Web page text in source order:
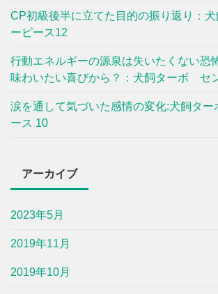
CP初級後半に立てた目的の振り返り：
ーピース12
行動エネルギーの源泉は失いたくない恐
味わいたい喜びから？：犬飼ターボ セ
涙を通して気づいた感情の変化:犬飼タ
ース 10
アーカイブ
2023年5月
2019年11月
2019年10月